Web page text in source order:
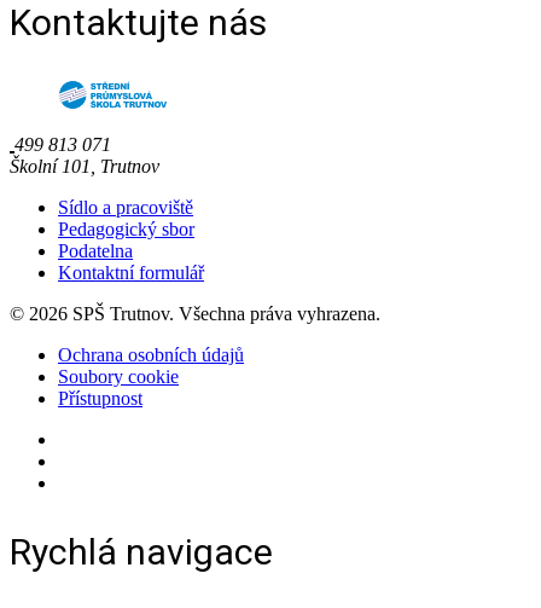
Kontaktujte nás
499 813 071
Školní 101, Trutnov
Sídlo a pracoviště
Pedagogický sbor
Podatelna
Kontaktní formulář
© 2026 SPŠ Trutnov. Všechna práva vyhrazena.
Ochrana osobních údajů
Soubory cookie
Přístupnost
Rychlá navigace